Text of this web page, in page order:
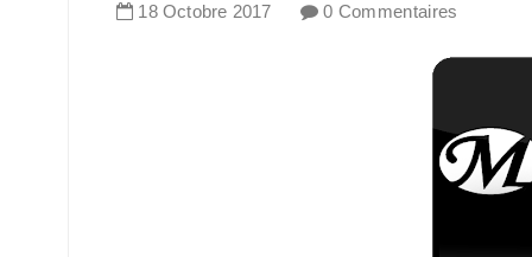
18 Octobre 2017 0 Commentaires